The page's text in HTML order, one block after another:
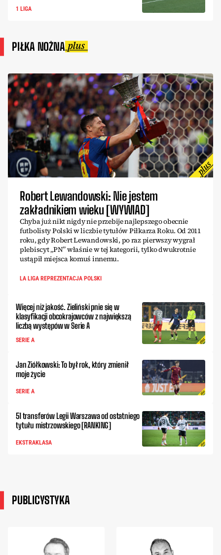
1 LIGA
PIŁKA NOŻNA
Robert Lewandowski: Nie jestem
zakładnikiem wieku [WYWIAD]
Chyba już nikt nigdy nie przebije najlepszego obecnie
futbolisty Polski w liczbie tytułów Piłkarza Roku. Od 2011
roku, gdy Robert Lewandowski, po raz pierwszy wygrał
plebiscyt „PN” właśnie w tej kategorii, tylko dwukrotnie
ustąpił miejsca komuś innemu.
LA LIGA REPREZENTACJA POLSKI
Więcej niż jakość. Zieliński pnie się w
klasyfikacji obcokrajowców z największą
liczbą występów w Serie A
SERIE A
Jan Ziółkowski: To był rok, który zmienił
moje życie
SERIE A
51 transferów Legii Warszawa od ostatniego
tytułu mistrzowskiego [RANKING]
EKSTRAKLASA
PUBLICYSTYKA